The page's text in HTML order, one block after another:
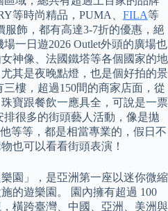
等時尚精品，PUMA、 FILA等
服飾，都有高達3-7折的優惠，絕
一日遊2026 Outlet外頭的廣場也
神像、法國鐵塔等各個國家的地
其是夜晚點燈，也是個好拍的景
樓，超過150間的商家店面，從
寶跟餐飲一應具全，可說是一票
很多的街頭藝人活動，像是拋
等等，都是相當專業的，假日不
也可以看看街頭表演！
園」，是亞洲第一座以迷你微縮
的遊樂園。 園內擁有超過 100
橫跨臺灣、中國、亞洲、美洲與